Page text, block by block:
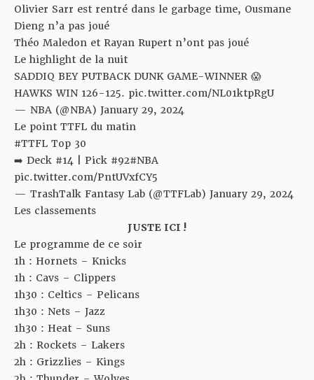
Olivier Sarr est rentré dans le garbage time, Ousmane
Dieng n’a pas joué
Théo Maledon et Rayan Rupert n’ont pas joué
Le highlight de la nuit
SADDIQ BEY PUTBACK DUNK GAME-WINNER 😱
HAWKS WIN 126-125. pic.twitter.com/NL01ktpRgU
— NBA (@NBA) January 29, 2024
Le point TTFL du matin
#TTFL Top 30
➡️ Deck #14 | Pick #92#NBA
pic.twitter.com/PntUVxfCY5
— TrashTalk Fantasy Lab (@TTFLab) January 29, 2024
Les classements
JUSTE ICI !
Le programme de ce soir
1h : Hornets – Knicks
1h : Cavs – Clippers
1h30 : Celtics – Pelicans
1h30 : Nets – Jazz
1h30 : Heat – Suns
2h : Rockets – Lakers
2h : Grizzlies – Kings